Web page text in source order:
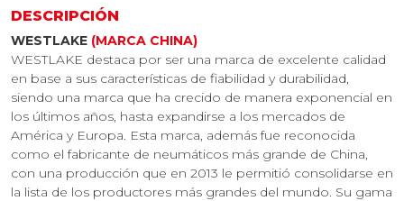
DESCRIPCIÓN
WESTLAKE (MARCA CHINA)
WESTLAKE destaca por ser una marca de excelente calidad
en base a sus características de fiabilidad y durabilidad,
siendo una marca que ha crecido de manera exponencial en
los últimos años, hasta expandirse a los mercados de
América y Europa. Esta marca, además fue reconocida
como el fabricante de neumáticos más grande de China,
con una producción que en 2013 le permitió consolidarse en
la lista de los productores más grandes del mundo. Su gama